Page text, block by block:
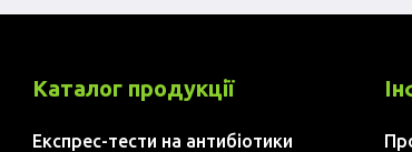
Каталог продукції
Експрес-тести на антибіотики